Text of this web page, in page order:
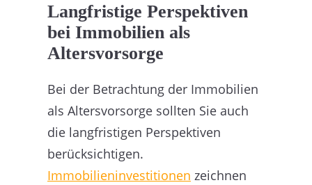
Langfristige Perspektiven
bei Immobilien als
Altersvorsorge
Bei der Betrachtung der Immobilien
als Altersvorsorge sollten Sie auch
die langfristigen Perspektiven
berücksichtigen.
Immobilieninvestitionen zeichnen